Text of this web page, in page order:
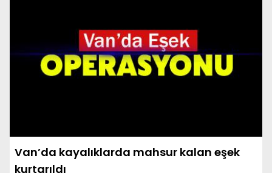
Van’da kayalıklarda mahsur kalan eşek
kurtarıldı